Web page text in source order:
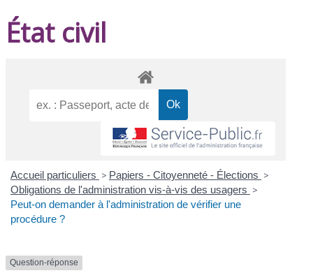
État civil
Accueil particuliers > Papiers - Citoyenneté - Élections >
Obligations de l'administration vis-à-vis des usagers >
Peut-on demander à l'administration de vérifier une
procédure ?
Question-réponse